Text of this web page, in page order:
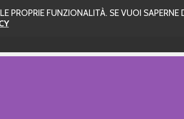
PROPRIE FUNZIONALITÀ. SE VUOI SAPERNE